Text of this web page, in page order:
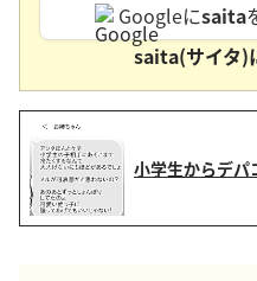
Googleにsaita
saita(サイタ)
小学生からデ